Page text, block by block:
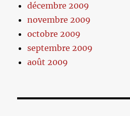
décembre 2009
novembre 2009
octobre 2009
septembre 2009
août 2009